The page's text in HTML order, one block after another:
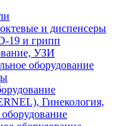
и диспенсеры
19 и грипп
УЗИ
оборудование
Гинекология,